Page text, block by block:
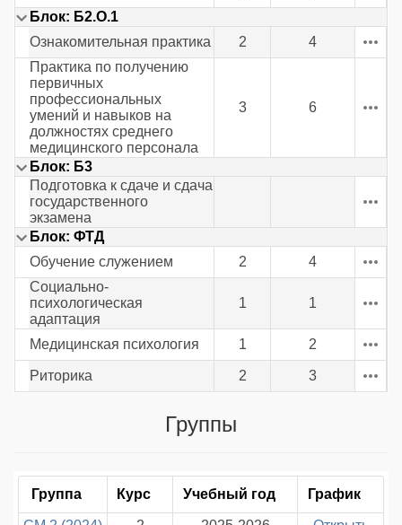
Блок: Б2.О.1
Ознакомительная практика
2
4
Практика по получению
первичных
профессиональных
умений и навыков на
должностях среднего
медицинского персонала
3 6
Блок: Б3
Подготовка к сдаче и сдача
государственного
экзамена
Блок: ФТД
Обучение служением
2
4
Социально-
психологическая
адаптация
1 1
Медицинская психология 1 2
Риторика 2 3
Группы
Группа Курс Учебный год График